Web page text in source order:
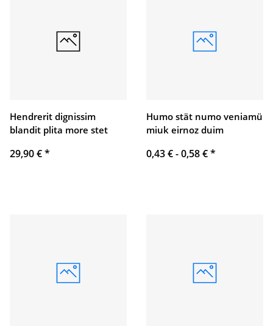
Hendrerit dignissim
blandit plita more stet
29,90 €*
Humo stät numo veniamü
miuk eirnoz duim
0,43 € -0,58 €*